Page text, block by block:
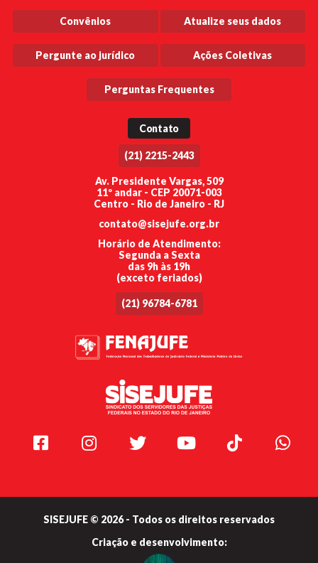
Convênios Atualize seus dados
Pergunte ao jurídico Ações Coletivas
Perguntas Frequentes
Contato
(21) 2215-2443
Av. Presidente Vargas, 509
11º andar - CEP 20071-003
Centro - Rio de Janeiro - RJ
contato@sisejufe.org.br
Horário de Atendimento:
Segunda a Sexta
das 9h às 19h
(exceto feriados)
(21) 96784-6781
Facebook Instagram Twitter Youtube TikTok
SISEJUFE © 2026 - Todos os direitos reservados
Criação e desenvolvimento: